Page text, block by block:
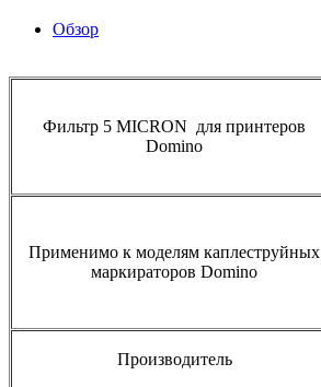
Обзор
Фильтр 5 MICRON для принтеров
Domino
Применимо к моделям каплеструйных
маркираторов Domino
Производитель